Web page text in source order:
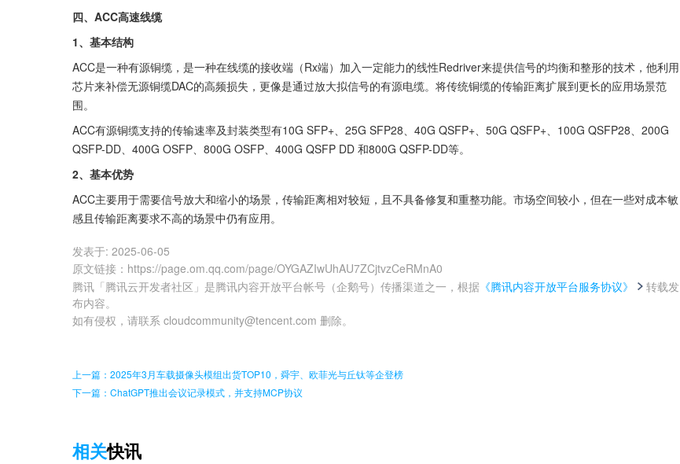
四、ACC高速线缆
1、基本结构
ACC是一种有源铜缆，是一种在线缆的接收端（Rx端）加入一定能力的线性Redriver来提供信号的均衡和整形的技术，他利用
芯片来补偿无源铜缆DAC的高频损失，更像是通过放大拟信号的有源电缆。将传统铜缆的传输距离扩展到更长的应用场景范
围。
ACC有源铜缆支持的传输速率及封装类型有10G SFP+、25G SFP28、40G QSFP+、50G QSFP+、100G QSFP28、200G
QSFP-DD、400G OSFP、800G OSFP、400G QSFP DD 和800G QSFP-DD等。
2、基本优势
ACC主要用于需要信号放大和缩小的场景，传输距离相对较短，且不具备修复和重整功能。市场空间较小，但在一些对成本敏
感且传输距离要求不高的场景中仍有应用。
发表于: 2025-06-05
原文链接 ： https://page.om.qq.com/page/OYGAZIwUhAU7ZCjtvzCeRMnA0
腾讯「腾讯云开发者社区」是腾讯内容开放平台帐号（企鹅号）传播渠道之一，根据 《腾讯内容开放平台服务协议》
转载发
布内容。
如有侵权，请联系 cloudcommunity@tencent.com 删除。
上一篇：2025年3月车载摄像头模组出货TOP10，舜宇、欧菲光与丘钛等企登榜
下一篇：ChatGPT推出会议记录模式，并支持MCP协议
相关快讯